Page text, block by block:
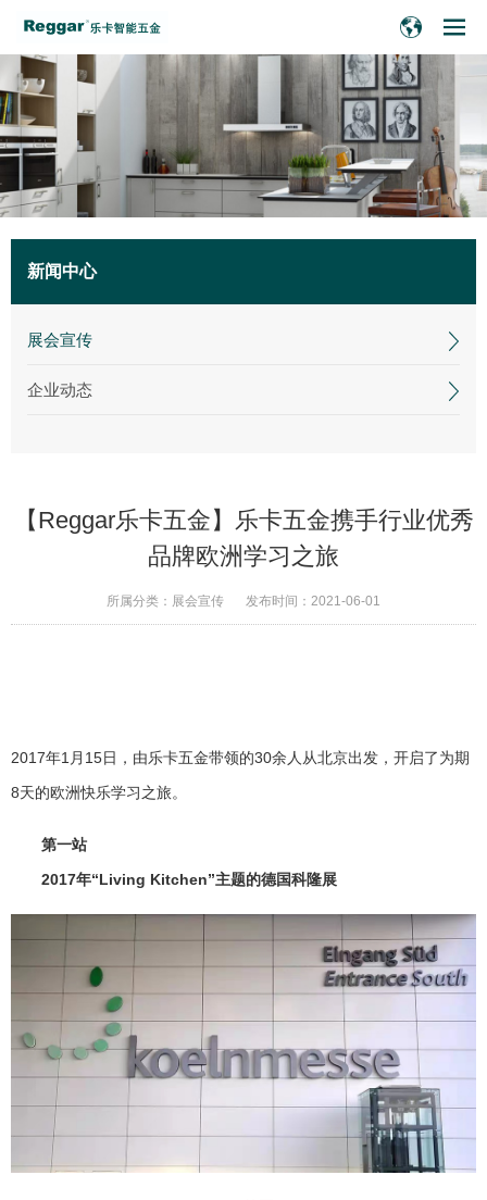
新闻中心
展会宣传
企业动态
【Reggar乐卡五金】乐卡五金携手行业优秀
品牌欧洲学习之旅
所属分类： 展会宣传 发布时间： 2021-06-01
2017年1月15日，由乐卡五金带领的30余人从北京出发，开启了为期
8天的欧洲快乐学习之旅。
第一站
2017年“Living Kitchen”主题的德国科隆展